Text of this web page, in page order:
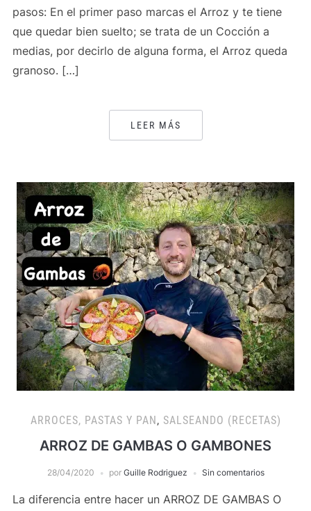
pasos: En el primer paso marcas el Arroz y te tiene
que quedar bien suelto; se trata de un Cocción a
medias, por decirlo de alguna forma, el Arroz queda
granoso. […]
LEER MÁS
ARROCES, PASTAS Y PAN, SALSEANDO (RECETAS)
ARROZ DE GAMBAS O GAMBONES
28/04/2020 por Guille Rodriguez Sin comentarios
La diferencia entre hacer un ARROZ DE GAMBAS O